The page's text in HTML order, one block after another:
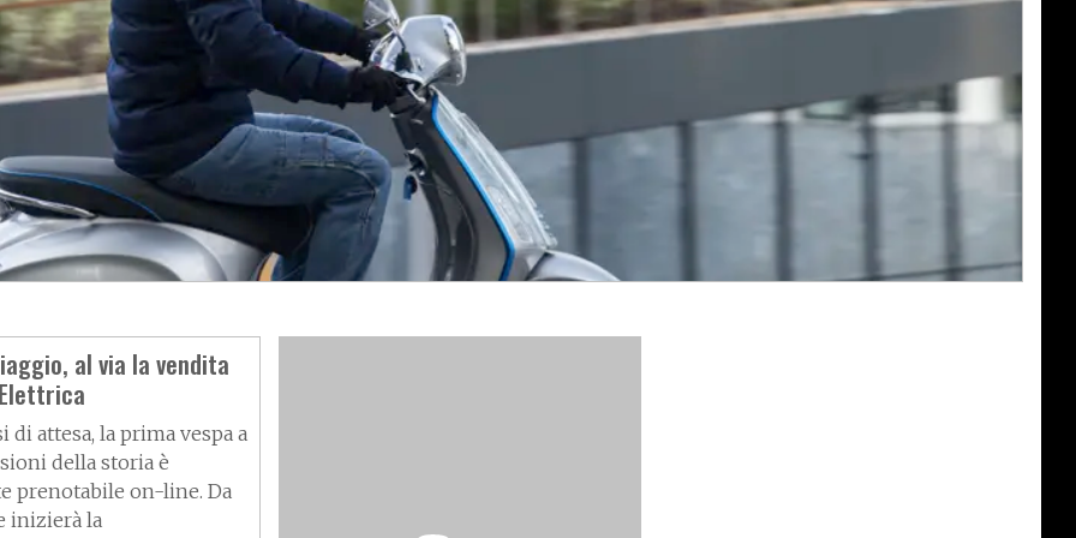
al via la vendita
di attesa, la prima vespa a
della storia è
prenotabile on-line. Da
inizierà la